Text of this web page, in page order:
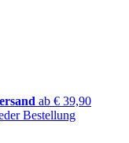
ab € 39,90
Bestellung